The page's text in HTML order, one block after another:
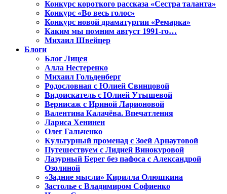
Конкурс короткого рассказа «Сестра таланта»
Конкурс «Во весь голос»
Конкурс новой драматургии «Ремарка»
Каким мы помним август 1991-го…
Михаил Швейцер
Блоги
Блог Лицея
Алла Нестеренко
Михаил Гольденберг
Родословная с Юлией Свинцовой
Видоискатель с Юлией Утышевой
Вернисаж с Ириной Ларионовой
Валентина Калачёва. Впечатления
Лариса Хенинен
Олег Гальченко
Культурный променад с Зоей Арнаутовой
Путешествуем с Лидией Винокуровой
Лазурный Берег без пафоса с Александрой
Озолиной
«Задние мысли» Кирилла Олюшкина
Застолье с Владимиром Софиенко